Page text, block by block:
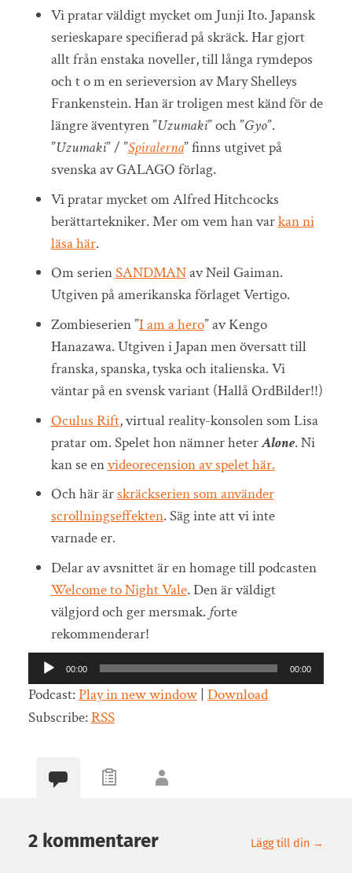
Vi pratar väldigt mycket om Junji Ito. Japansk
serieskapare specifierad på skräck. Har gjort
allt från enstaka noveller, till långa rymdepos
och t o m en serieversion av Mary Shelleys
Frankenstein. Han är troligen mest känd för de
längre äventyren ”Uzumaki” och ”Gyo”.
”Uzumaki” / ”Spiralerna” finns utgivet på
svenska av GALAGO förlag.
Vi pratar mycket om Alfred Hitchcocks
berättartekniker. Mer om vem han varkan ni
läsa här.
Om serienSANDMANav Neil Gaiman.
Utgiven på amerikanska förlaget Vertigo.
Zombieserien ”I am a hero” av Kengo
Hanazawa. Utgiven i Japan men översatt till
franska, spanska, tyska och italienska. Vi
väntar på en svensk variant (Hallå OrdBilder!!)
Oculus Rift, virtual reality-konsolen som Lisa
pratar om. Spelet hon nämner heterAlone. Ni
kan se envideorecension av spelet här.
Och här ärskräckserien som använder
scrollningseffekten. Säg inte att vi inte
varnade er.
Delar av avsnittet är en homage till podcasten
Welcome to Night Vale. Den är väldigt
välgjord och ger mersmak. forte
rekommenderar!
Ljudspelare
00:00 00:00
Podcast:Play in new window|Download
Subscribe:RSS
2 kommentarer Lägg till din →